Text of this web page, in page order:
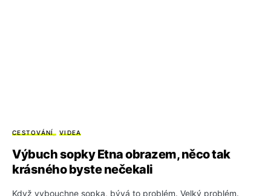
CESTOVÁNÍ VIDEA
Výbuch sopky Etna obrazem, něco tak
krásného byste nečekali
Když vybouchne sopka, bývá to problém. Velký problém.